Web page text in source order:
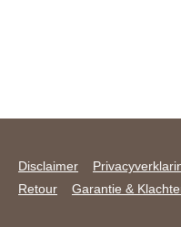
Disclaimer
Retour
Garantie &